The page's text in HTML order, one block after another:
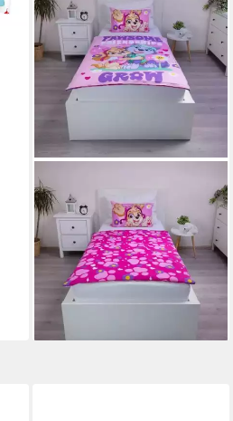
Kinderbettwäsche Paw Patrol
Kinderbettwäsche
100x135cm Pawsome Set
23,95 € UVP35,99 €
-33%
lieferbar - in 8-10 Werktagen bei